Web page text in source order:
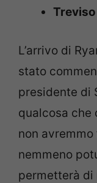
Treviso
L’arrivo di
stato
presidente di
qualcosa che
non
nemmeno
permetterà di